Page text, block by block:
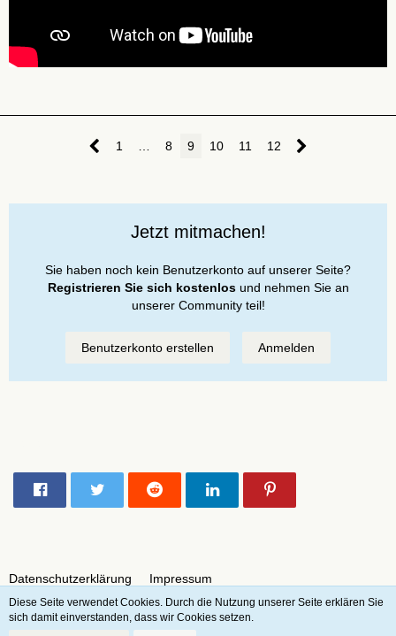
1 … 8 9 10 11 12
Jetzt mitmachen!
Sie haben noch kein Benutzerkonto auf unserer Seite?
Registrieren Sie sich kostenlosund nehmen Sie an
unserer Community teil!
Benutzerkonto erstellen Anmelden
Datenschutzerklärung Impressum
Diese Seite verwendet Cookies. Durch die Nutzung unserer Seite erklären Sie
sich damit einverstanden, dass wir Cookies setzen.